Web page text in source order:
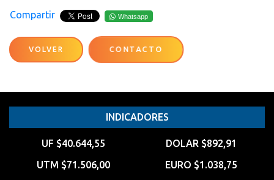
Compartir Whatsapp
VOLVER CONTACTO
INDICADORES
UF $40.644,55
DOLAR $892,91
UTM $71.506,00
EURO $1.038,75